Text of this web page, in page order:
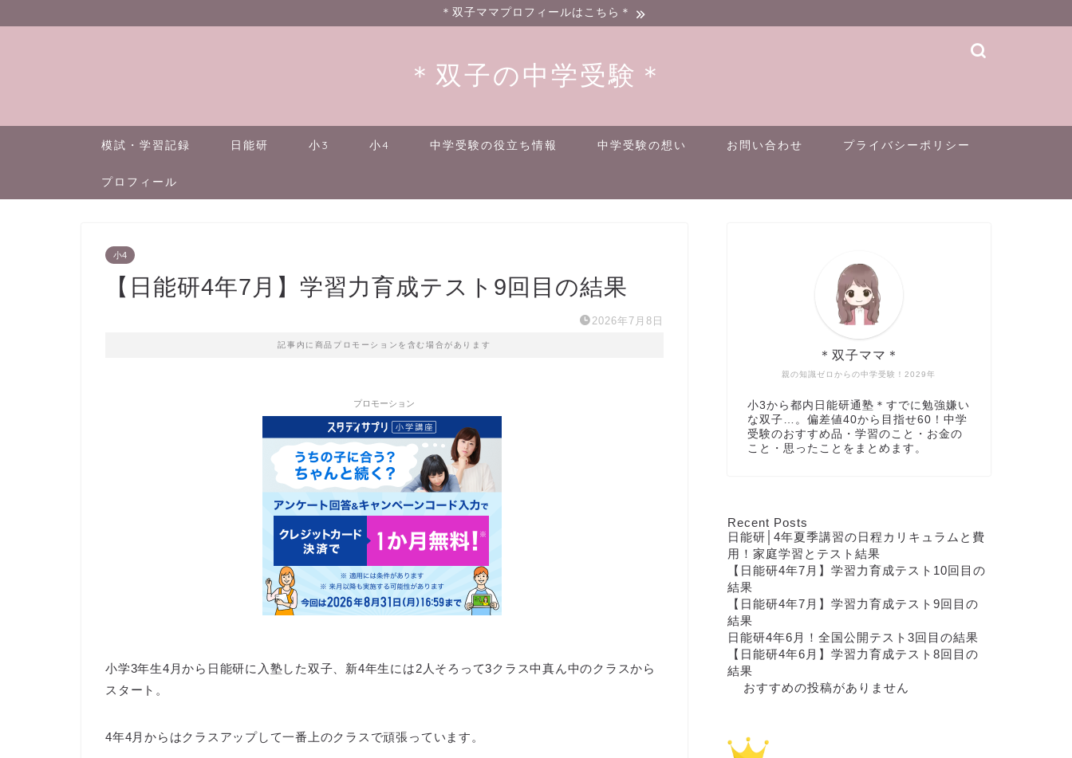
＊双子ママプロフィールはこちら＊
＊双子の中学受験＊
模試・学習記録 日能研 小3 小4 中学受験の役立ち情報 中学受験の想い お問い合わせ プライバシーポリシー
プロフィール
小4
【日能研4年7月】学習力育成テスト9回目の結果
2026年7月8日
記事内に商品プロモーションを含む場合があります
プロモーション
小学3年生4月から日能研に入塾した双子、新4年生には2人そろって3クラス中真ん中のクラスから
スタート。
4年4月からはクラスアップして一番上のクラスで頑張っています。
親の知識ゼロからの中学受験！2029年
＊双子ママ＊
小3から都内日能研通塾＊すでに勉強嫌い
な双子…。偏差値40から目指せ60！中学
受験のおすすめ品・学習のこと・お金の
こと・思ったことをまとめます。
Recent Posts
日能研│4年夏季講習の日程カリキュラムと費
用！家庭学習とテスト結果
【日能研4年7月】学習力育成テスト10回目の
結果
【日能研4年7月】学習力育成テスト9回目の
結果
日能研4年6月！全国公開テスト3回目の結果
【日能研4年6月】学習力育成テスト8回目の
結果
おすすめの投稿がありません